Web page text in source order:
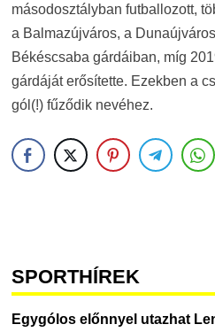
másodosztályban futballozott,
a Balmazújváros, a
Békéscsaba gárdáiban, míg
gárdáját erősítette. Ezekben a
gól(!) fűződik nevéhez.
SPORTHÍREK
Egygólos előnnyel utazhat